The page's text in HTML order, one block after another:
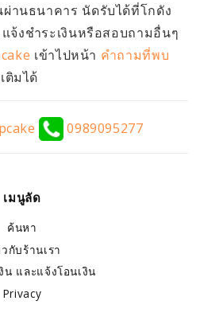
านธนาคาร นัดรับได้ที่โกดัง
จ้งชำระเงินหรือสอบถามอื่นๆ
เข้าไปหน้า คำถามที่พบ
ติมได้
0989095277
เมนูลัด
ค้นหา
วกับร้านเรา
น และแจ้งโอนเงิน
Privacy